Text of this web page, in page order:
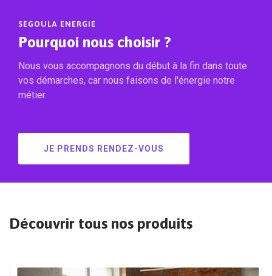
SEGOULA ENERGIE
Pourquoi nous choisir ?
Nous vous accompagnons du début à la fin dans toute
vos démarches, car nous faisons de l'énergie notre
métier.
JE PRENDS RENDEZ-VOUS
Découvrir tous nos produits